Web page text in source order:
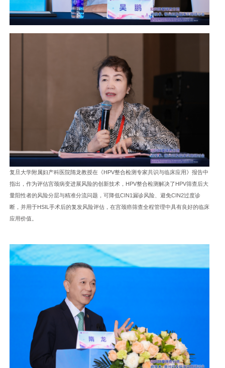
复旦大学附属妇产科医院隋龙教授在《HPV整合检测专家共识与临床应用》报告中
指出，作为评估宫颈病变进展风险的创新技术，HPV整合检测解决了HPV筛查后大
量阳性者的风险分层与精准分流问题，可降低CIN1漏诊风险、避免CIN2过度诊
断，并用于HSIL手术后的复发风险评估，在宫颈癌筛查全程管理中具有良好的临床
应用价值。